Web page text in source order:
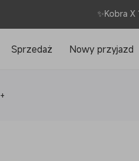
✨Kobra
Sprzedaż Nowy przyjazd